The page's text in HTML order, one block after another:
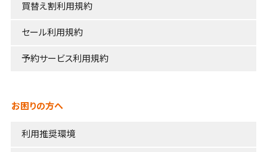
買替え割利用規約
セール利用規約
予約サービス利用規約
お困りの方へ
利用推奨環境